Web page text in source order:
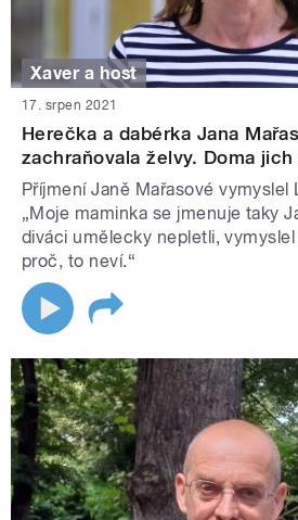
Xaver a host
17. srpen 2021
Herečka a dabérka Jana
zachraňovala želvy. Doma
Příjmení Janě Mařasové vymyslel
„Moje maminka se jmenuje taky
diváci umělecky nepletli,
proč, to neví.“